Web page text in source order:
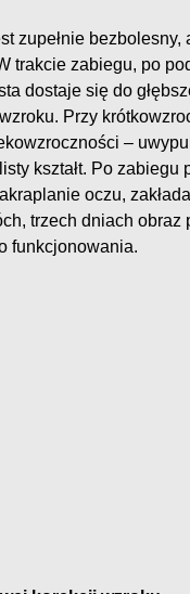
zupełnie
trakcie zabiegu, po
dostaje się do
Przy
–
kształt. Po
oczu,
trzech dniach
funkcjonowania.